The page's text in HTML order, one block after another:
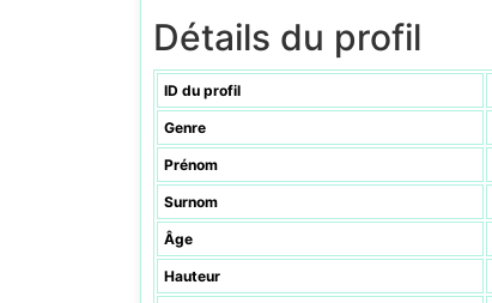
Détails du profil
ID du profil
Genre
Prénom
Surnom
Âge
Hauteur